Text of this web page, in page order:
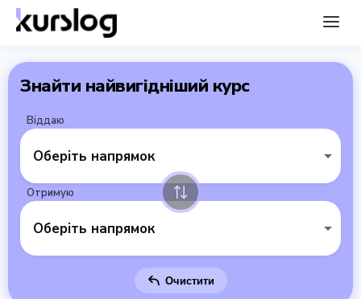
Знайти найвигідніший курс
Віддаю
Оберіть напрямок
Отримую
Оберіть напрямок
Очистити